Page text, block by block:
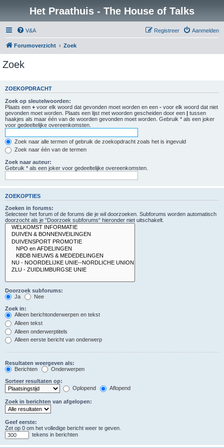
Het Praathuis - The House of Talks
V&A Aanmelden
Registreer
Forumoverzicht Zoek
Zoek
ZOEKOPDRACHT
Zoek op sleutelwoorden:
Plaats een + voor elk woord dat gevonden moet worden en een - voor elk woord dat niet
gevonden moet worden. Plaats een lijst met woorden gescheiden door een | tussen
haakjes als maar één van de woorden gevonden moet worden. Gebruik * als een joker
voor gedeeltelijke overeenkomsten.
Zoek naar alle termen of gebruik de zoekopdracht zoals het is ingevuld
Zoek naar één van de termen
Zoek naar auteur:
Gebruik * als een joker voor gedeeltelijke overeenkomsten.
ZOEKOPTIES
Zoeken in forums:
Selecteer het forum of de forums die je wil doorzoeken. Subforums worden automatisch
doorzocht als je “Doorzoek subforums“ hieronder niet uitschakelt.
Doorzoek subforums:
Ja
Nee
Zoek in:
Alleen berichtonderwerpen en tekst
Alleen tekst
Alleen onderwerptitels
Alleen eerste bericht van onderwerp
Resultaten weergeven als:
Berichten
Onderwerpen
Sorteer resultaten op:
Oplopend
Aflopend
Zoek in berichten van afgelopen:
Geef eerste:
Zet op 0 om het volledige bericht weer te geven.
tekens in berichten